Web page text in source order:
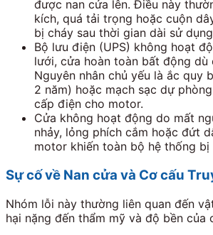
được nan cửa lên. Điều này
kích, quá tải trọng hoặc cuộn
bị cháy sau thời gian dài sử
Bộ lưu điện (UPS) không hoạt
lưới, cửa hoàn toàn bất động dù
Nguyên nhân chủ yếu là ắc quy
2 năm) hoặc mạch sạc dự
cấp điện cho motor.
Cửa không hoạt động do mất
nhảy, lỏng phích cắm hoặc đứt
motor khiến toàn bộ hệ thống bị
Sự cố về Nan cửa và Cơ cấu
Nhóm lỗi này thường liên quan đến
hại nặng đến thẩm mỹ và độ bền của